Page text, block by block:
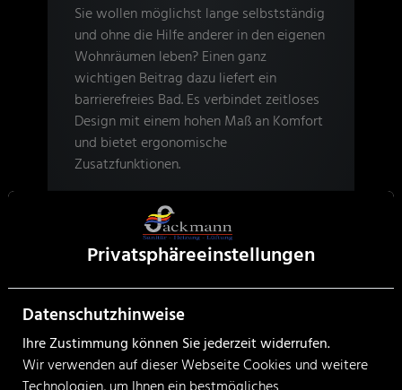
Sie wollen möglichst lange selbstständig
und ohne die Hilfe anderer in den eigenen
Wohnräumen leben? Einen ganz
wichtigen Beitrag dazu liefert ein
barrierefreies Bad. Es verbindet zeitloses
Design mit einem hohen Maß an Komfort
und bietet ergonomische
Zusatzfunktionen.
Privatsphäre­einstellungen
Datenschutzhinweise
Ihre Zustimmung können Sie jederzeit widerrufen.
Wir verwenden auf dieser Webseite Cookies und weitere